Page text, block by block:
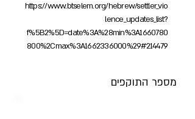
https://www.btselem.org/hebrew/settler_vio
lence_updates_list?
f%5B2%5D=date%3A%28min%3A1660780
800%2Cmax%3A1662336000%29#214479
מספר התוקפים